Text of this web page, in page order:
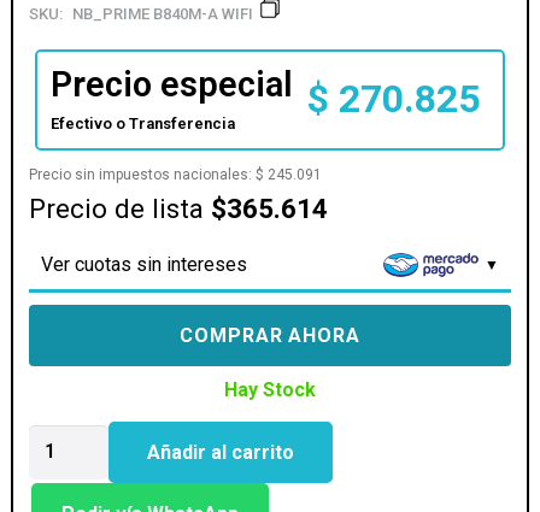
SKU: NB_PRIME B840M-A WIFI
Precio especial
Efectivo o Transferencia
$ 270.825
Precio sin impuestos nacionales:$ 245.091
Precio de lista $365.614
Ver cuotas sin intereses
COMPRAR AHORA
Hay Stock
ASUS
(AM5)
Añadir al carrito